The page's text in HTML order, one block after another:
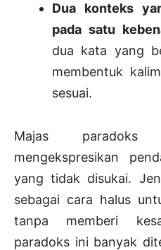
Dua konteks
pada satu
dua kata yang
membentuk
sesuai.
Majas paradoks
mengekspresikan
yang tidak disukai.
sebagai cara halus
tanpa memberi
paradoks ini banyak